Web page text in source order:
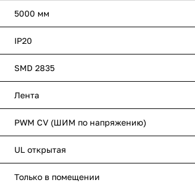
5000 мм
IP20
SMD 2835
Лента
PWM СV (ШИМ по напряжению)
UL открытая
Только в помещении